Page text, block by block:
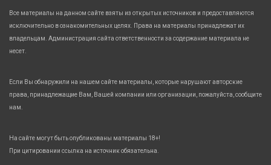
Все материалы на данном сайте взяты из открытых источников и предоставляются
исключительно в ознакомительных целях. Права на материалы принадлежат их
владельцам. Администрация сайта ответственности за содержание материала не
несет.
Если Вы обнаружили на нашем сайте материалы, которые нарушают авторские
права, принадлежащие Вам, Вашей компании или организации, пожалуйста, сообщите
нам.
На сайте могут быть опубликованы материалы 18+!
При цитировании ссылка на источник обязательна.